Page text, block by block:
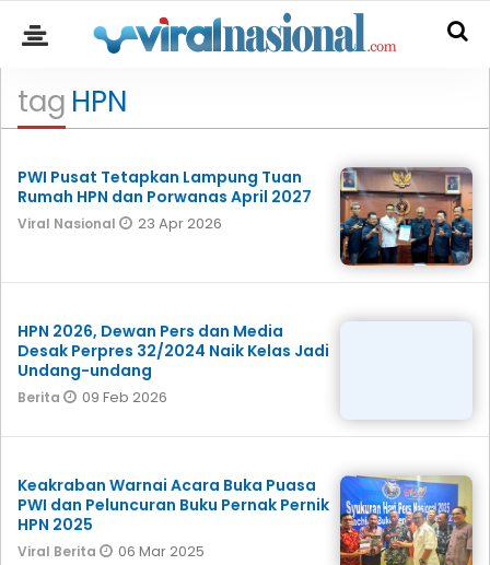
tag HPN
PWI Pusat Tetapkan Lampung Tuan
Rumah HPN dan Porwanas April 2027
Viral Nasional 23 Apr 2026
HPN 2026, Dewan Pers dan Media
Desak Perpres 32/2024 Naik Kelas Jadi
Undang-undang
Berita 09 Feb 2026
Keakraban Warnai Acara Buka Puasa
PWI dan Peluncuran Buku Pernak Pernik
HPN 2025
Viral Berita 06 Mar 2025